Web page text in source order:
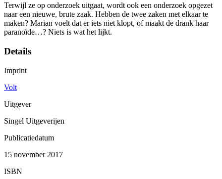
Terwijl ze op onderzoek uitgaat, wordt ook een onderzoek opgezet
naar een nieuwe, brute zaak. Hebben de twee zaken met elkaar te
maken? Marian voelt dat er iets niet klopt, of maakt de drank haar
paranoïde…? Niets is wat het lijkt.
Details
Imprint
Volt
Uitgever
Singel Uitgeverijen
Publicatiedatum
15 november 2017
ISBN